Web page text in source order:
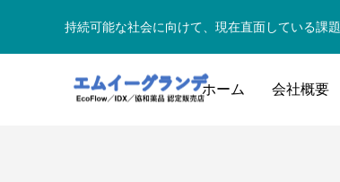
持続可能な社会に向けて、現在直面している課
ホーム 会社概要